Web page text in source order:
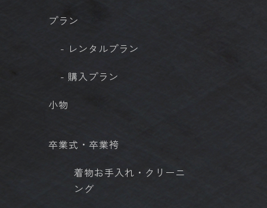
プラン
- レンタルプラン
- 購入プラン
小物
卒業式・卒業袴
着物お手入れ・クリーニ
ング